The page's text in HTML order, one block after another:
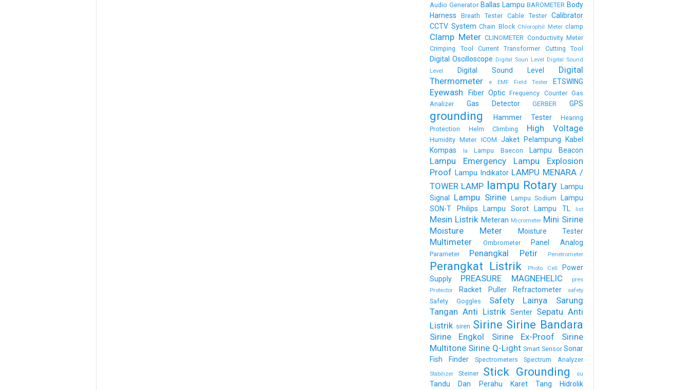
Audio Generator Ballas Lampu BAROMETER Body
Harness
Breath Tester Cable Tester
Calibrator
CCTV System Chain Block Chlorophil Meter clamp
Clamp Meter CLINOMETER Conductivity Meter
Crimping Tool
Current Transformer Cutting Tool
Digital Oscilloscope Digital Soun Level
Digital Sound
Level
Digital Sound Level
Digital
Thermometer
e EMF Field Tester ETSWING
Eyewash Fiber Optic Frequency Counter Gas
Analizer
Gas Detector GERBER GPS
grounding Hammer Tester
Hearing
Protection
Helm Climbing High Voltage
Humidity Meter ICOM Jaket Pelampung
Kabel
Kompas
la Lampu Baecon Lampu Beacon
Lampu Emergency
Lampu Explosion
Proof Lampu Indikator LAMPU MENARA /
TOWER LAMP lampu Rotary Lampu
Signal
Lampu Sirine Lampu Sodium
Lampu
SON-T Philips
Lampu Sorot Lampu TL list
Mesin Listrik Meteran Micrometer Mini Sirine
Moisture Meter
Moisture Tester
Multimeter Ombrometer Panel Analog
Parameter Penangkal Petir Penetrometer
Perangkat Listrik Photo Cell
Power
Supply
PREASURE MAGNEHELIC
pres
Protector
Racket Puller Refractometer safety
Safety Goggles Safety Lainya
Sarung
Tangan Anti Listrik Senter Sepatu Anti
Listrik siren Sirine Sirine Bandara
Sirine Engkol Sirine Ex-Proof
Sirine
Multitone Sirine Q-Light Smart Sensor Sonar
Fish Finder
Spectrometers Spectrum Analyzer
Stabilizer Steiner Stick Grounding su
Tandu Dan Perahu Karet Tang Hidrolik